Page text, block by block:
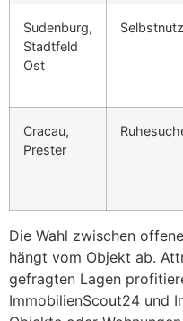
Sudenburg,
Stadtfeld
Ost
Cracau,
Prester
Die Wahl zwischen
hängt vom Objekt ab.
gefragten Lagen
ImmobilienScout24 und